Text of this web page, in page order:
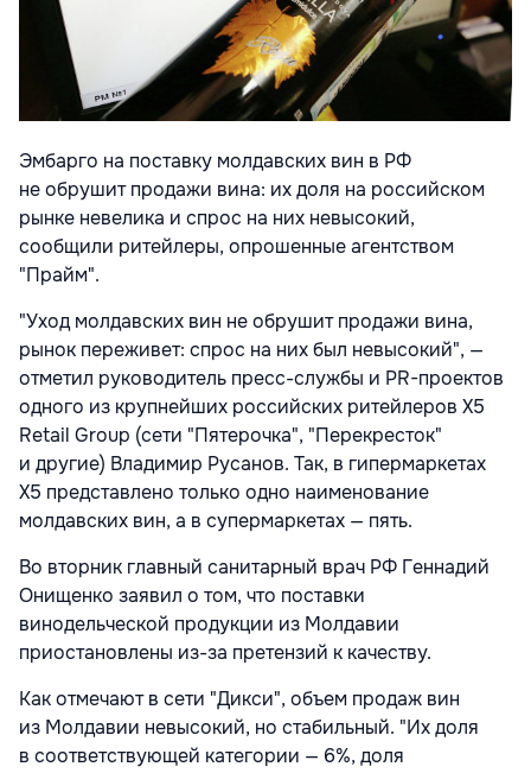
Эмбарго на поставку молдавских вин в РФ
не обрушит продажи вина: их доля на российском
рынке невелика и спрос на них невысокий,
сообщили ритейлеры, опрошенные агентством
"Прайм".
"Уход молдавских вин не обрушит продажи вина,
рынок переживет: спрос на них был невысокий", —
отметил руководитель пресс-службы и PR-проектов
одного из крупнейших российских ритейлеров X5
Retail Group (сети "Пятерочка", "Перекресток"
и другие) Владимир Русанов. Так, в гипермаркетах
Х5 представлено только одно наименование
молдавских вин, а в супермаркетах — пять.
Во вторник главный санитарный врач РФ Геннадий
Онищенко заявил о том, что поставки
винодельческой продукции из Молдавии
приостановлены из-за претензий к качеству.
Как отмечают в сети "Дикси", объем продаж вин
из Молдавии невысокий, но стабильный. "Их доля
в соответствующей категории — 6%, доля